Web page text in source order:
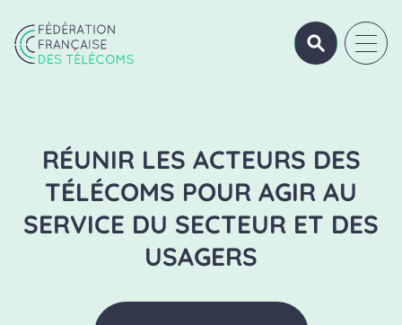
OUVRIR/
RÉUNIR LES ACTEURS DES
TÉLÉCOMS POUR AGIR AU
SERVICE DU SECTEUR ET DES
USAGERS